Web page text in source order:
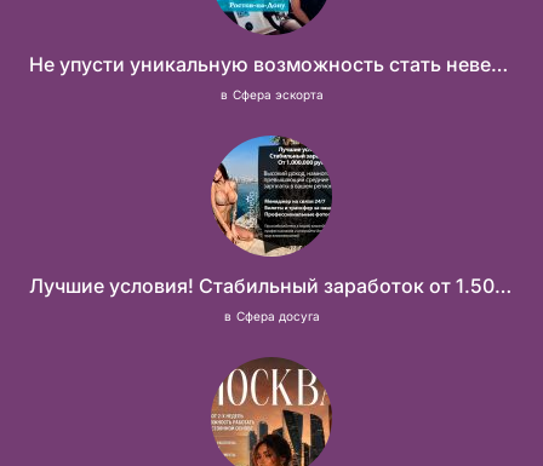
Не упусти уникальную возможность стать невероятно успешной и независимой!
в Сфера эскорта
Лучшие условия! Стабильный заработок от 1.500.000₽
в Сфера досуга